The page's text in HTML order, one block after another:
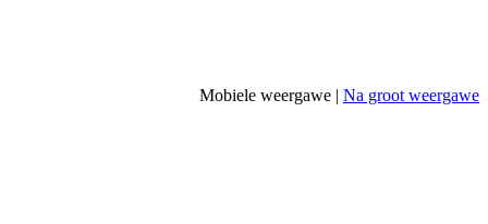
Mobiele weergawe | Na groot weergawe